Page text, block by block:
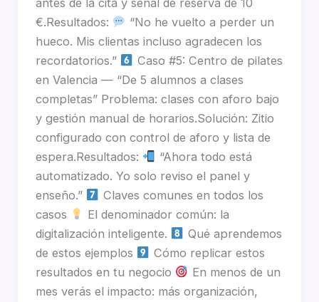
€.Resultados:
“No he vuelto a perder un
hueco. Mis clientas incluso agradecen los
recordatorios.”
Caso #5: Centro de pilates
en Valencia — “De 5 alumnos a clases
completas” Problema: clases con aforo bajo
y gestión manual de horarios.Solución: Zitio
configurado con control de aforo y lista de
espera.Resultados:
“Ahora todo está
automatizado. Yo solo reviso el panel y
enseño.”
Claves comunes en todos los
casos
El denominador común: la
digitalización inteligente.
Qué aprendemos
de estos ejemplos
Cómo replicar estos
resultados en tu negocio
En menos de un
mes verás el impacto: más organización,